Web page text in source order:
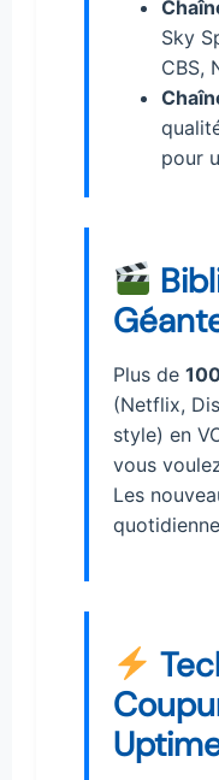
Sky
CBS,
pour
Plus de
(Netflix,
style) en
vous
Les